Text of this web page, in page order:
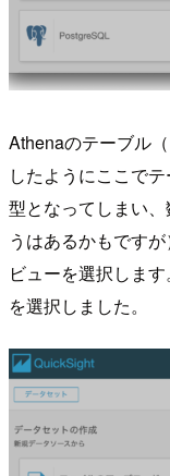
Athenaのテーブル
したようにここで
型となってしまい
うはあるかもです
ビューを選択しま
を選択しました。